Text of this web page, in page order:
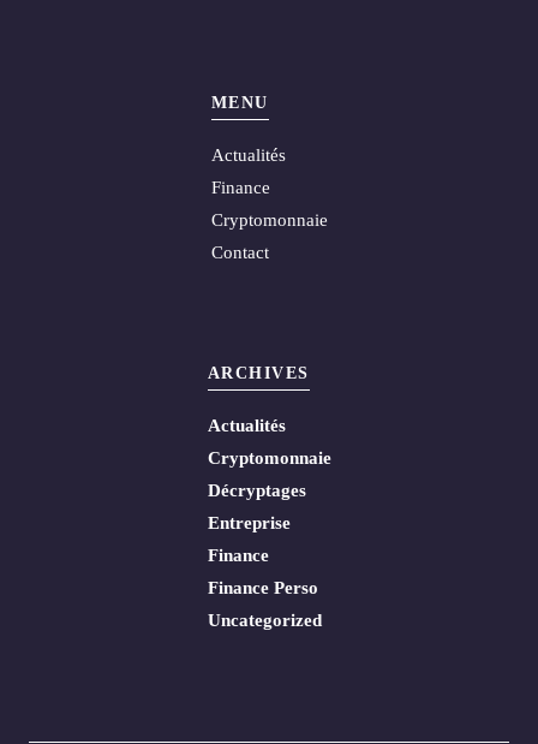
MENU
Actualités
Finance
Cryptomonnaie
Contact
ARCHIVES
Actualités
Cryptomonnaie
Décryptages
Entreprise
Finance
Finance Perso
Uncategorized